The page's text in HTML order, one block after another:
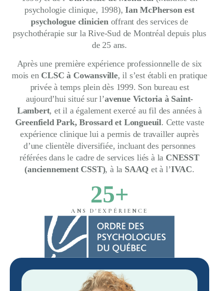
psychologie clinique, 1998),Ian McPherson est
psychologue clinicien offrant des services de
psychothérapie sur la Rive-Sud de Montréal depuis plus
de 25 ans.
Après une première expérience professionnelle de six
mois en CLSC à Cowansville, il s’est établi en pratique
privée à temps plein dès 1999. Son bureau est
aujourd’hui situé sur l’avenue Victoria à Saint-
Lambert, et il a également exercé au fil des années à
Greenfield Park, Brossard et Longueuil. Cette vaste
expérience clinique lui a permis de travailler auprès
d’une clientèle diversifiée, incluant des personnes
référées dans le cadre de services liés à la CNESST
(anciennement CSST), à la SAAQ et à l’IVAC.
ANS D'EXPÉRIENCE
25+